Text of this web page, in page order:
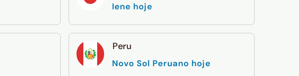
Iene hoje
Peru
Novo Sol Peruano hoje